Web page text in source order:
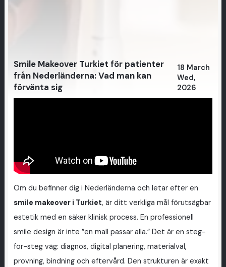
Smile Makeover Turkiet för patienter
från Nederländerna: Vad man kan
förvänta sig
18 March
Wed,
2026
Om du befinner dig i Nederländerna och letar efter en
smile makeover i Turkiet, är ditt verkliga mål förutsägbar
estetik med en säker klinisk process. En professionell
smile design är inte ”en mall passar alla.” Det är en steg-
för-steg väg: diagnos, digital planering, materialval,
provning, bindning och eftervård. Den strukturen är exakt